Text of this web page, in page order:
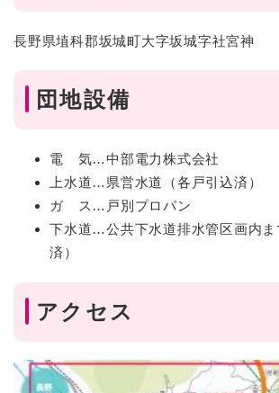
長野県埴科郡坂城町大字坂城字社宮神
団地設備
電 気…中部電力株式会社
上水道…県営水道（各戸引込済）
ガ ス…戸別プロパン
下水道…公共下水道排水管区画内ま
済）
アクセス